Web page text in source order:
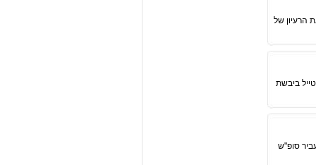
הרעיון של
ביבשת
סופ"ש